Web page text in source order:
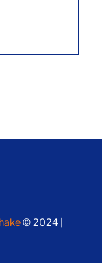
© 2024 |